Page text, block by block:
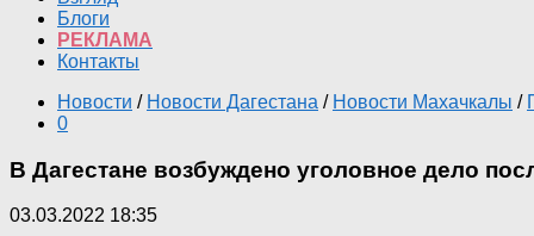
Блоги
РЕКЛАМА
Контакты
Новости / Новости Дагестана / Новости Махачкалы /
0
В Дагестане возбуждено уголовное дело
03.03.2022 18:35